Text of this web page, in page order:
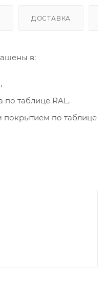
ДОСТАВКА
в:
по таблице RAL,
по таблице